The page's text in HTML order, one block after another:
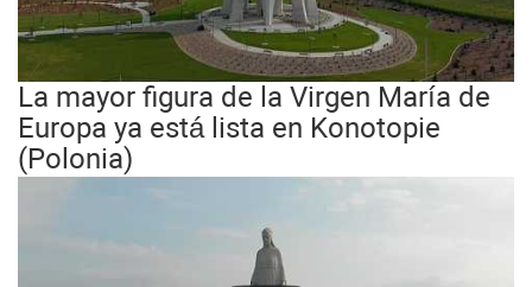
La mayor figura de la Virgen María de
Europa ya está lista en Konotopie
(Polonia)